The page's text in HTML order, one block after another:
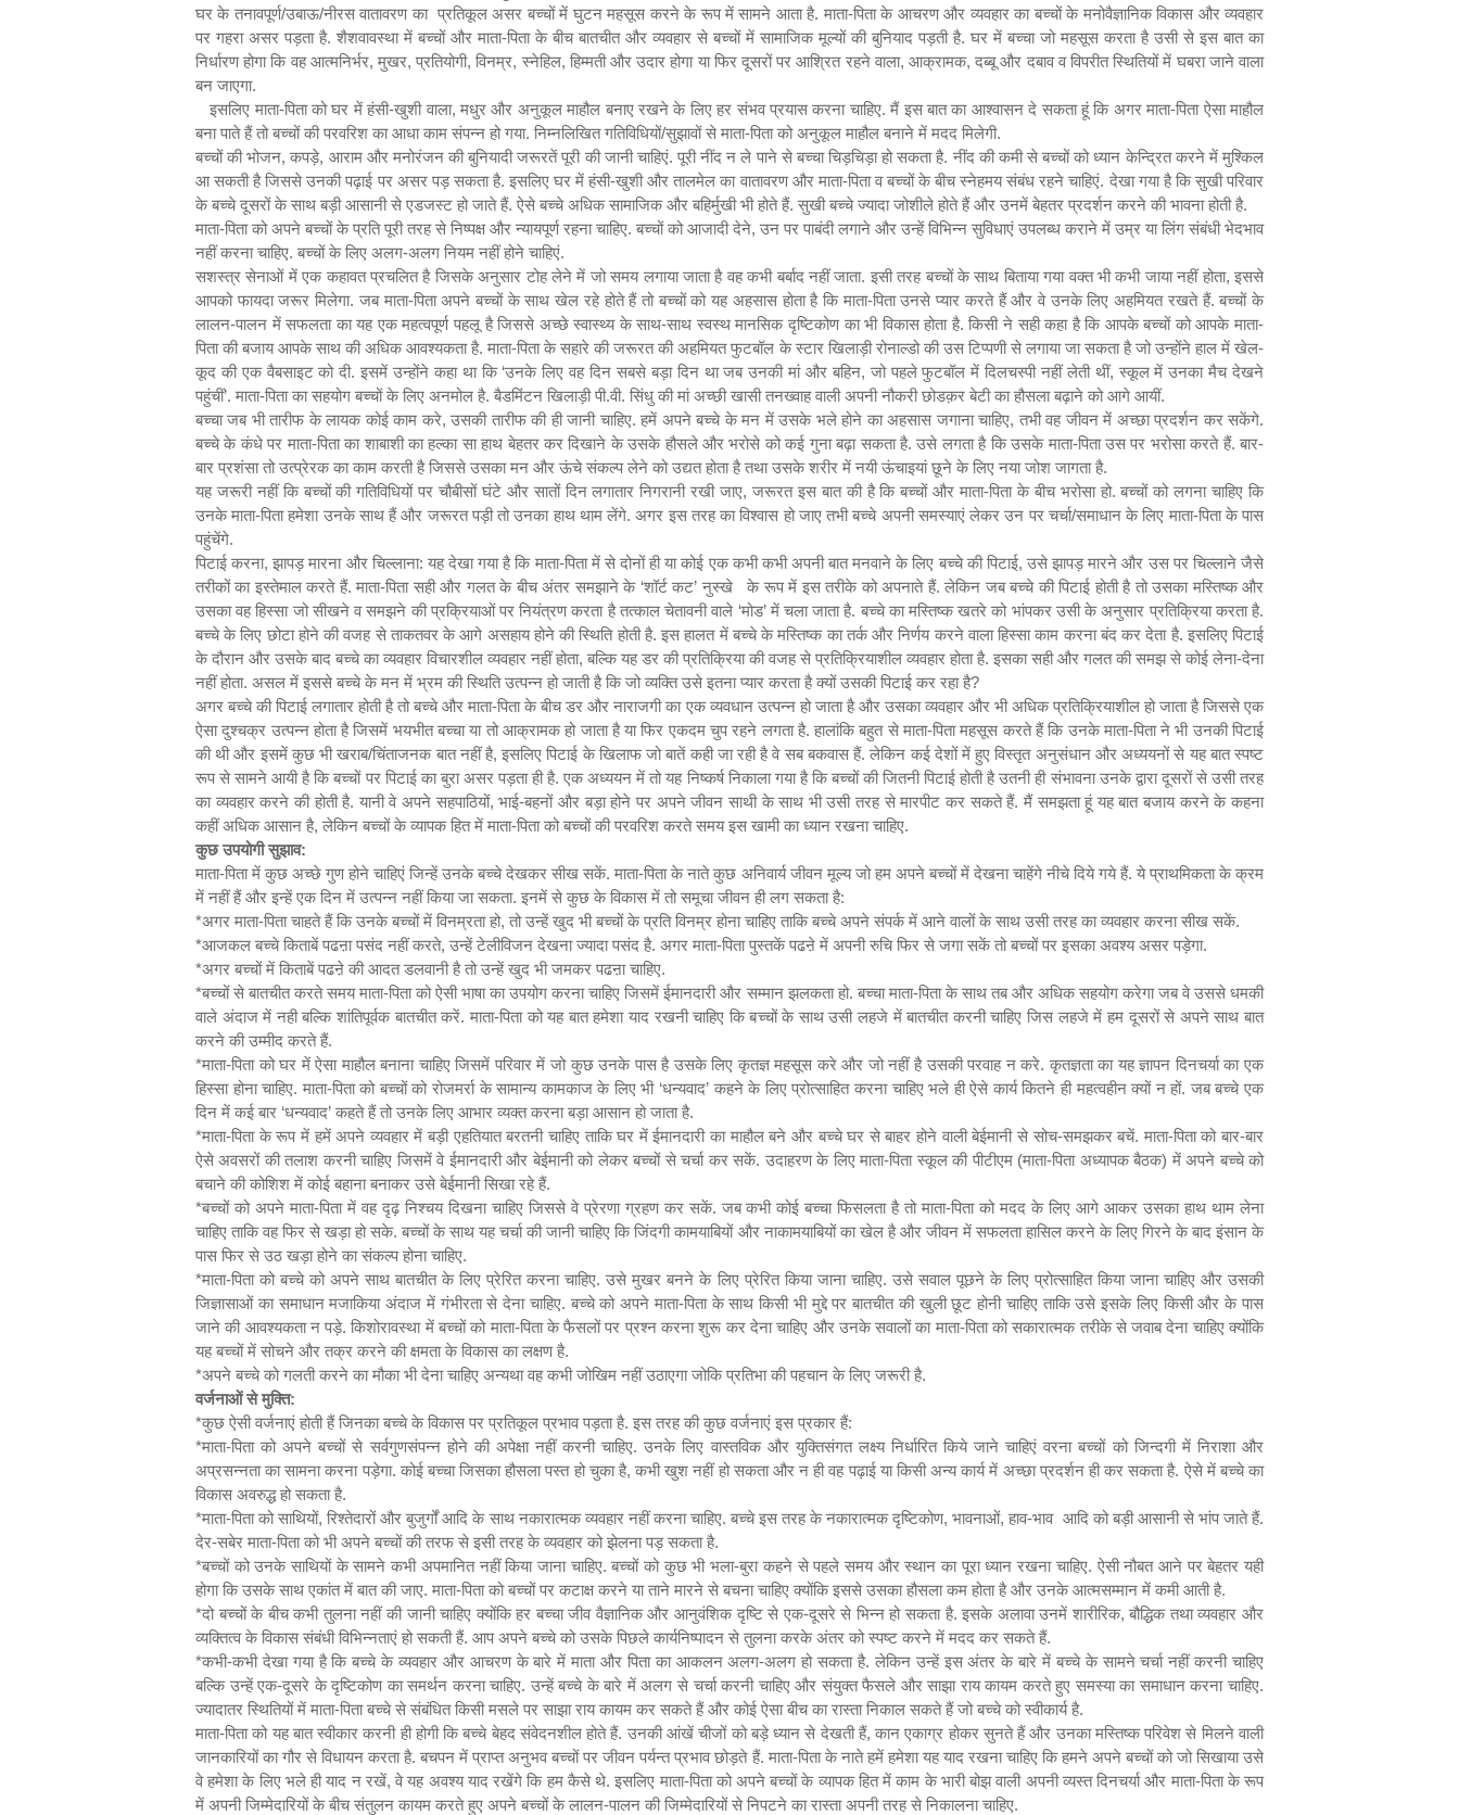
घर के तनावपूर्ण/उबाऊ/नीरस वातावरण का प्रतिकूल असर बच्चों में घुटन महसूस करने के रूप में सामने आता है. माता-पिता के आचरण और व्यवहार का बच्चों के मनोवैज्ञानिक विकास और व्यवहार
पर गहरा असर पड़ता है. शैशवावस्था में बच्चों और माता-पिता के बीच बातचीत और व्यवहार से बच्चों में सामाजिक मूल्यों की बुनियाद पड़ती है. घर में बच्चा जो महसूस करता है उसी से इस बात का
निर्धारण होगा कि वह आत्मनिर्भर,मुखर,प्रतियोगी,विनम्र, स्नेहिल, हिम्मती और उदार होगा या फिर दूसरों पर आश्रित रहने वाला,आक्रामक,दब्बू और दबाव व विपरीत स्थितियों में घबरा जाने वाला
बन जाएगा.
इसलिए माता-पिता को घर में हंसी-खुशी वाला,मधुर और अनुकूल माहौल बनाए रखने के लिए हर संभव प्रयास करना चाहिए. मैं इस बात का आश्वासन दे सकता हूं कि अगर माता-पिता ऐसा माहौल
बना पाते हैं तो बच्चों की परवरिश का आधा काम संपन्न हो गया. निम्नलिखित गतिविधियों/सुझावों से माता-पिता को अनुकूल माहौल बनाने में मदद मिलेगी.
बच्चों की भोजन,कपड़े, आराम और मनोरंजन की बुनियादी जरूरतें पूरी की जानी चाहिएं. पूरी नींद न ले पाने से बच्चा चिड़चिड़ा हो सकता है. नींद की कमी से बच्चों को ध्यान केन्द्रित करने में मुश्किल
आ सकती है जिससे उनकी पढ़ाई पर असर पड़ सकता है. इसलिए घर में हंसी-खुशी और तालमेल का वातावरण और माता-पिता व बच्चों के बीच स्नेहमय संबंध रहने चाहिएं. देखा गया है कि सुखी परिवार
के बच्चे दूसरों के साथ बड़ी आसानी से एडजस्ट हो जाते हैं. ऐसे बच्चे अधिक सामाजिक और बहिर्मुखी भी होते हैं. सुखी बच्चे ज्यादा जोशीले होते हैं और उनमें बेहतर प्रदर्शन करने की भावना होती है.
माता-पिता को अपने बच्चों के प्रति पूरी तरह से निष्पक्ष और न्यायपूर्ण रहना चाहिए. बच्चों को आजादी देने, उन पर पाबंदी लगाने और उन्हें विभिन्न सुविधाएं उपलब्ध कराने में उम्र या लिंग संबंधी भेदभाव
नहीं करना चाहिए. बच्चों के लिए अलग-अलग नियम नहीं होने चाहिएं.
सशस्त्र सेनाओं में एक कहावत प्रचलित है जिसके अनुसार टोह लेने में जो समय लगाया जाता है वह कभी बर्बाद नहीं जाता. इसी तरह बच्चों के साथ बिताया गया वक्त भी कभी जाया नहीं होता,इससे
आपको फायदा जरूर मिलेगा. जब माता-पिता अपने बच्चों के साथ खेल रहे होते हैं तो बच्चों को यह अहसास होता है कि माता-पिता उनसे प्यार करते हैं और वे उनके लिए अहमियत रखते हैं. बच्चों के
लालन-पालन में सफलता का यह एक महत्वपूर्ण पहलू है जिससे अच्छे स्वास्थ्य के साथ-साथ स्वस्थ मानसिक दृष्टिकोण का भी विकास होता है. किसी ने सही कहा है कि आपके बच्चों को आपके माता-
पिता की बजाय आपके साथ की अधिक आवश्यकता है. माता-पिता के सहारे की जरूरत की अहमियत फुटबॉल के स्टार खिलाड़ी रोनाल्डो की उस टिप्पणी से लगाया जा सकता है जो उन्होंने हाल में खेल-
कूद की एक वैबसाइट को दी. इसमें उन्होंने कहा था कि ‘उनके लिए वह दिन सबसे बड़ा दिन था जब उनकी मां और बहिन, जो पहले फुटबॉल में दिलचस्पी नहीं लेती थीं, स्कूल में उनका मैच देखने
पहुंचीं’. माता-पिता का सहयोग बच्चों के लिए अनमोल है. बैडमिंटन खिलाड़ी पी.वी. सिंधु की मां अच्छी खासी तनख्वाह वाली अपनी नौकरी छोडक़र बेटी का हौसला बढ़ाने को आगे आयीं.
बच्चा जब भी तारीफ के लायक कोई काम करे,उसकी तारीफ की ही जानी चाहिए. हमें अपने बच्चे के मन में उसके भले होने का अहसास जगाना चाहिए, तभी वह जीवन में अच्छा प्रदर्शन कर सकेंगे.
बच्चे के कंधे पर माता-पिता का शाबाशी का हल्का सा हाथ बेहतर कर दिखाने के उसके हौसले और भरोसे को कई गुना बढ़ा सकता है. उसे लगता है कि उसके माता-पिता उस पर भरोसा करते हैं. बार-
बार प्रशंसा तो उत्प्रेरक का काम करती है जिससे उसका मन और ऊंचे संकल्प लेने को उद्यत होता है तथा उसके शरीर में नयी ऊंचाइयां छूने के लिए नया जोश जागता है.
यह जरूरी नहीं कि बच्चों की गतिविधियों पर चौबीसों घंटे और सातों दिन लगातार निगरानी रखी जाए,जरूरत इस बात की है कि बच्चों और माता-पिता के बीच भरोसा हो. बच्चों को लगना चाहिए कि
उनके माता-पिता हमेशा उनके साथ हैं और जरूरत पड़ी तो उनका हाथ थाम लेंगे. अगर इस तरह का विश्वास हो जाए तभी बच्चे अपनी समस्याएं लेकर उन पर चर्चा/समाधान के लिए माता-पिता के पास
पहुंचेंगे.
पिटाई करना,झापड़ मारना और चिल्लाना: यह देखा गया है कि माता-पिता में से दोनों ही या कोई एक कभी कभी अपनी बात मनवाने के लिए बच्चे की पिटाई,उसे झापड़ मारने और उस पर चिल्लाने जैसे
तरीकों का इस्तेमाल करते हैं. माता-पिता सही और गलत के बीच अंतर समझाने के ‘शॉर्ट कट’ नुस्खे के रूप में इस तरीके को अपनाते हैं. लेकिन जब बच्चे की पिटाई होती है तो उसका मस्तिष्क और
उसका वह हिस्सा जो सीखने व समझने की प्रक्रियाओं पर नियंत्रण करता है तत्काल चेतावनी वाले ‘मोड’ में चला जाता है. बच्चे का मस्तिष्क खतरे को भांपकर उसी के अनुसार प्रतिक्रिया करता है.
बच्चे के लिए छोटा होने की वजह से ताकतवर के आगे असहाय होने की स्थिति होती है. इस हालत में बच्चे के मस्तिष्क का तर्क और निर्णय करने वाला हिस्सा काम करना बंद कर देता है. इसलिए पिटाई
के दौरान और उसके बाद बच्चे का व्यवहार विचारशील व्यवहार नहीं होता, बल्कि यह डर की प्रतिक्रिया की वजह से प्रतिक्रियाशील व्यवहार होता है. इसका सही और गलत की समझ से कोई लेना-देना
नहीं होता. असल में इससे बच्चे के मन में भ्रम की स्थिति उत्पन्न हो जाती है कि जो व्यक्ति उसे इतना प्यार करता है क्यों उसकी पिटाई कर रहा है?
अगर बच्चे की पिटाई लगातार होती है तो बच्चे और माता-पिता के बीच डर और नाराजगी का एक व्यवधान उत्पन्न हो जाता है और उसका व्यवहार और भी अधिक प्रतिक्रियाशील हो जाता है जिससे एक
ऐसा दुश्चक्र उत्पन्न होता है जिसमें भयभीत बच्चा या तो आक्रामक हो जाता है या फिर एकदम चुप रहने लगता है. हालांकि बहुत से माता-पिता महसूस करते हैं कि उनके माता-पिता ने भी उनकी पिटाई
की थी और इसमें कुछ भी खराब/चिंताजनक बात नहीं है,इसलिए पिटाई के खिलाफ जो बातें कही जा रही है वे सब बकवास हैं. लेकिन कई देशों में हुए विस्तृत अनुसंधान और अध्ययनों से यह बात स्पष्ट
रूप से सामने आयी है कि बच्चों पर पिटाई का बुरा असर पड़ता ही है. एक अध्ययन में तो यह निष्कर्ष निकाला गया है कि बच्चों की जितनी पिटाई होती है उतनी ही संभावना उनके द्वारा दूसरों से उसी तरह
का व्यवहार करने की होती है. यानी वे अपने सहपाठियों,भाई-बहनों और बड़ा होने पर अपने जीवन साथी के साथ भी उसी तरह से मारपीट कर सकते हैं. मैं समझता हूं यह बात बजाय करने के कहना
कहीं अधिक आसान है, लेकिन बच्चों के व्यापक हित में माता-पिता को बच्चों की परवरिश करते समय इस खामी का ध्यान रखना चाहिए.
कुछ उपयोगी सुझाव:
माता-पिता में कुछ अच्छे गुण होने चाहिएं जिन्हें उनके बच्चे देखकर सीख सकें. माता-पिता के नाते कुछ अनिवार्य जीवन मूल्य जो हम अपने बच्चों में देखना चाहेंगे नीचे दिये गये हैं. ये प्राथमिकता के क्रम
में नहीं हैं और इन्हें एक दिन में उत्पन्न नहीं किया जा सकता. इनमें से कुछ के विकास में तो समूचा जीवन ही लग सकता है:
*अगर माता-पिता चाहते हैं कि उनके बच्चों में विनम्रता हो, तो उन्हें खुद भी बच्चों के प्रति विनम्र होना चाहिए ताकि बच्चे अपने संपर्क में आने वालों के साथ उसी तरह का व्यवहार करना सीख सकें.
*आजकल बच्चे किताबें पढऩा पसंद नहीं करते, उन्हें टेलीविजन देखना ज्यादा पसंद है. अगर माता-पिता पुस्तकें पढऩे में अपनी रुचि फिर से जगा सकें तो बच्चों पर इसका अवश्य असर पड़ेगा.
*अगर बच्चों में किताबें पढऩे की आदत डलवानी है तो उन्हें खुद भी जमकर पढऩा चाहिए.
*बच्चों से बातचीत करते समय माता-पिता को ऐसी भाषा का उपयोग करना चाहिए जिसमें ईमानदारी और सम्मान झलकता हो. बच्चा माता-पिता के साथ तब और अधिक सहयोग करेगा जब वे उससे धमकी
वाले अंदाज में नही बल्कि शांतिपूर्वक बातचीत करें. माता-पिता को यह बात हमेशा याद रखनी चाहिए कि बच्चों के साथ उसी लहजे में बातचीत करनी चाहिए जिस लहजे में हम दूसरों से अपने साथ बात
करने की उम्मीद करते हैं.
*माता-पिता को घर में ऐसा माहौल बनाना चाहिए जिसमें परिवार में जो कुछ उनके पास है उसके लिए कृतज्ञ महसूस करे और जो नहीं है उसकी परवाह न करे. कृतज्ञता का यह ज्ञापन दिनचर्या का एक
हिस्सा होना चाहिए. माता-पिता को बच्चों को रोजमर्रा के सामान्य कामकाज के लिए भी ‘धन्यवाद’ कहने के लिए प्रोत्साहित करना चाहिए भले ही ऐसे कार्य कितने ही महत्वहीन क्यों न हों. जब बच्चे एक
दिन में कई बार ‘धन्यवाद’ कहते हैं तो उनके लिए आभार व्यक्त करना बड़ा आसान हो जाता है.
*माता-पिता के रूप में हमें अपने व्यवहार में बड़ी एहतियात बरतनी चाहिए ताकि घर में ईमानदारी का माहौल बने और बच्चे घर से बाहर होने वाली बेईमानी से सोच-समझकर बचें. माता-पिता को बार-बार
ऐसे अवसरों की तलाश करनी चाहिए जिसमें वे ईमानदारी और बेईमानी को लेकर बच्चों से चर्चा कर सकें. उदाहरण के लिए माता-पिता स्कूल की पीटीएम (माता-पिता अध्यापक बैठक) में अपने बच्चे को
बचाने की कोशिश में कोई बहाना बनाकर उसे बेईमानी सिखा रहे हैं.
*बच्चों को अपने माता-पिता में वह दृढ़ निश्चय दिखना चाहिए जिससे वे प्रेरणा ग्रहण कर सकें. जब कभी कोई बच्चा फिसलता है तो माता-पिता को मदद के लिए आगे आकर उसका हाथ थाम लेना
चाहिए ताकि वह फिर से खड़ा हो सके. बच्चों के साथ यह चर्चा की जानी चाहिए कि जिंदगी कामयाबियों और नाकामयाबियों का खेल है और जीवन में सफलता हासिल करने के लिए गिरने के बाद इंसान के
पास फिर से उठ खड़ा होने का संकल्प होना चाहिए.
*माता-पिता को बच्चे को अपने साथ बातचीत के लिए प्रेरित करना चाहिए. उसे मुखर बनने के लिए प्रेरित किया जाना चाहिए. उसे सवाल पूछने के लिए प्रोत्साहित किया जाना चाहिए और उसकी
जिज्ञासाओं का समाधान मजाकिया अंदाज में गंभीरता से देना चाहिए. बच्चे को अपने माता-पिता के साथ किसी भी मुद्दे पर बातचीत की खुली छूट होनी चाहिए ताकि उसे इसके लिए किसी और के पास
जाने की आवश्यकता न पड़े. किशोरावस्था में बच्चों को माता-पिता के फैसलों पर प्रश्न करना शुरू कर देना चाहिए और उनके सवालों का माता-पिता को सकारात्मक तरीके से जवाब देना चाहिए क्योंकि
यह बच्चों में सोचने और तक्र करने की क्षमता के विकास का लक्षण है.
*अपने बच्चे को गलती करने का मौका भी देना चाहिए अन्यथा वह कभी जोखिम नहीं उठाएगा जोकि प्रतिभा की पहचान के लिए जरूरी है.
वर्जनाओं से मुक्ति:
*कुछ ऐसी वर्जनाएं होती हैं जिनका बच्चे के विकास पर प्रतिकूल प्रभाव पड़ता है. इस तरह की कुछ वर्जनाएं इस प्रकार हैं:
*माता-पिता को अपने बच्चों से सर्वगुणसंपन्न होने की अपेक्षा नहीं करनी चाहिए. उनके लिए वास्तविक और युक्तिसंगत लक्ष्य निर्धारित किये जाने चाहिएं वरना बच्चों को जिन्दगी में निराशा और
अप्रसन्नता का सामना करना पड़ेगा. कोई बच्चा जिसका हौसला पस्त हो चुका है,कभी खुश नहीं हो सकता और न ही वह पढ़ाई या किसी अन्य कार्य में अच्छा प्रदर्शन ही कर सकता है. ऐसे में बच्चे का
विकास अवरुद्ध हो सकता है.
*माता-पिता को साथियों,रिश्तेदारों और बुजुर्गों आदि के साथ नकारात्मक व्यवहार नहीं करना चाहिए. बच्चे इस तरह के नकारात्मक दृष्टिकोण,भावनाओं,हाव-भाव आदि को बड़ी आसानी से भांप जाते हैं.
देर-सबेर माता-पिता को भी अपने बच्चों की तरफ से इसी तरह के व्यवहार को झेलना पड़ सकता है.
*बच्चों को उनके साथियों के सामने कभी अपमानित नहीं किया जाना चाहिए. बच्चों को कुछ भी भला-बुरा कहने से पहले समय और स्थान का पूरा ध्यान रखना चाहिए. ऐसी नौबत आने पर बेहतर यही
होगा कि उसके साथ एकांत में बात की जाए. माता-पिता को बच्चों पर कटाक्ष करने या ताने मारने से बचना चाहिए क्योंकि इससे उसका हौसला कम होता है और उनके आत्मसम्मान में कमी आती है.
*दो बच्चों के बीच कभी तुलना नहीं की जानी चाहिए क्योंकि हर बच्चा जीव वैज्ञानिक और आनुवंशिक दृष्टि से एक-दूसरे से भिन्न हो सकता है. इसके अलावा उनमें शारीरिक,बौद्धिक तथा व्यवहार और
व्यक्तित्व के विकास संबंधी विभिन्नताएं हो सकती हैं. आप अपने बच्चे को उसके पिछले कार्यनिष्पादन से तुलना करके अंतर को स्पष्ट करने में मदद कर सकते हैं.
*कभी-कभी देखा गया है कि बच्चे के व्यवहार और आचरण के बारे में माता और पिता का आकलन अलग-अलग हो सकता है. लेकिन उन्हें इस अंतर के बारे में बच्चे के सामने चर्चा नहीं करनी चाहिए
बल्कि उन्हें एक-दूसरे के दृष्टिकोण का समर्थन करना चाहिए. उन्हें बच्चे के बारे में अलग से चर्चा करनी चाहिए और संयुक्त फैसले और साझा राय कायम करते हुए समस्या का समाधान करना चाहिए.
ज्यादातर स्थितियों में माता-पिता बच्चे से संबंधित किसी मसले पर साझा राय कायम कर सकते हैं और कोई ऐसा बीच का रास्ता निकाल सकते हैं जो बच्चे को स्वीकार्य है.
माता-पिता को यह बात स्वीकार करनी ही होगी कि बच्चे बेहद संवेदनशील होते हैं. उनकी आंखें चीजों को बड़े ध्यान से देखती हैं,कान एकाग्र होकर सुनते हैं और उनका मस्तिष्क परिवेश से मिलने वाली
जानकारियों का गौर से विधायन करता है. बचपन में प्राप्त अनुभव बच्चों पर जीवन पर्यन्त प्रभाव छोड़ते हैं. माता-पिता के नाते हमें हमेशा यह याद रखना चाहिए कि हमने अपने बच्चों को जो सिखाया उसे
वे हमेशा के लिए भले ही याद न रखें,वे यह अवश्य याद रखेंगे कि हम कैसे थे. इसलिए माता-पिता को अपने बच्चों के व्यापक हित में काम के भारी बोझ वाली अपनी व्यस्त दिनचर्या और माता-पिता के रूप
में अपनी जिम्मेदारियों के बीच संतुलन कायम करते हुए अपने बच्चों के लालन-पालन की जिम्मेदारियों से निपटने का रास्ता अपनी तरह से निकालना चाहिए.